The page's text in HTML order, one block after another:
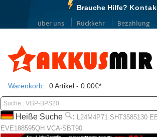
Brauche Hilfe?
über uns
Rückkehr Bezahlung
Warenkorb: 0 Artikel - 0.00€*
Heiße Suche : L24M4P71 SHT3585130
EVE188595QH VCA-SBT90